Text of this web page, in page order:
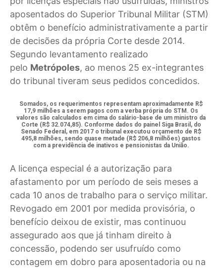
aposentados do Superior Tribunal Militar (STM)
obtêm o benefício administrativamente a partir
de decisões da própria Corte desde 2014.
Segundo levantamento realizado
pelo Metrópoles, ao menos 25 ex-integrantes
do tribunal tiveram seus pedidos concedidos.
Somados, os requerimentos representam aproximadamente R$
17,9 milhões a serem pagos com a verba própria do STM. Os
valores são calculados em cima do salário-base de um ministro da
Corte (R$ 32.074,85). Conforme dados do painel Siga Brasil, do
Senado Federal, em 2017 o tribunal executou orçamento de R$
495,8 milhões, sendo quase metade (R$ 206,8 milhões) gastos
com a previdência de inativos e pensionistas da União.
A licença especial é a autorização para
afastamento por um período de seis meses a
cada 10 anos de trabalho para o serviço militar.
Revogado em 2001 por medida provisória, o
benefício deixou de existir, mas continuou
assegurado aos que já tinham direito à
concessão, podendo ser usufruído como
contagem em dobro para aposentadoria ou na